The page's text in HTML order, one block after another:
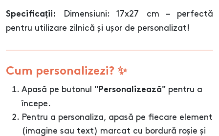
Specificații:
Dimensiuni: 17x27 cm – perfectă
pentru utilizare zilnică și ușor de personalizat!
Cum personalizezi? ✨
Apasă pe butonul "Personalizează" pentru a
începe.
Pentru a personaliza, apasă pe fiecare element
(imagine sau text) marcat cu bordură roșie și